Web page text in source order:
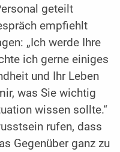
geteilt
empfiehlt
„Ich werde Ihre
ich gerne einiges
und Ihr Leben
was Sie wichtig
wissen sollte.“
rufen, dass
Gegenüber ganz zu